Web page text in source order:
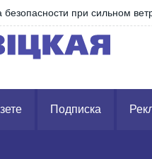
огорода
Подписка